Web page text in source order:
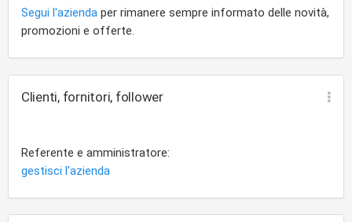
Segui l'azienda per rimanere sempre informato delle novità,
promozioni e offerte.
Clienti, fornitori, follower
Referente e amministratore:
gestisci l'azienda